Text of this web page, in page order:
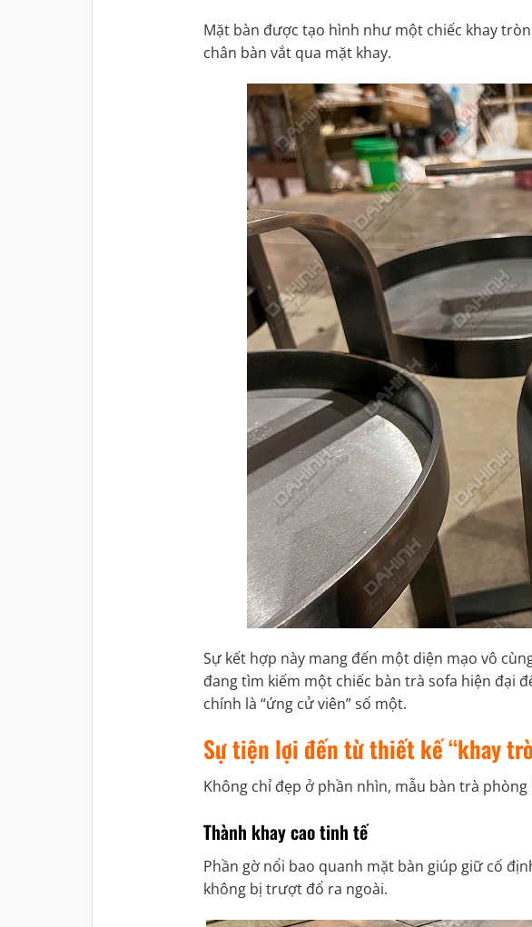
Mặt bàn được tạo hình như một chiếc khay
chân bàn vắt qua mặt khay.
Sự kết hợp này mang đến một diện mạo vô
đang tìm kiếm một chiếc bàn trà sofa hiện đại
chính là “ứng cử viên” số một.
Sự tiện lợi đến từ thiết kế “khay
Không chỉ đẹp ở phần nhìn, mẫu bàn trà phòng
Thành khay cao tinh tế
Phần gờ nổi bao quanh mặt bàn giúp giữ cố
không bị trượt đổ ra ngoài.